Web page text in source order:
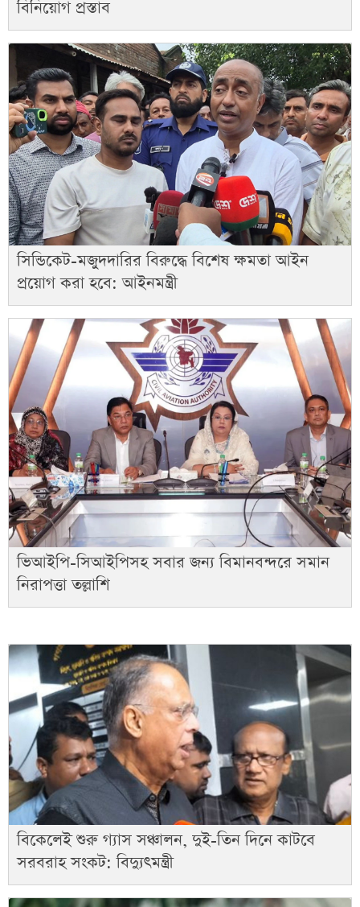
বিনিয়োগ প্রস্তাব
সিন্ডিকেট-মজুদদারির বিরুদ্ধে বিশেষ ক্ষমতা আইন
প্রয়োগ করা হবে: আইনমন্ত্রী
ভিআইপি-সিআইপিসহ সবার জন্য বিমানবন্দরে সমান
নিরাপত্তা তল্লাশি
বিকেলেই শুরু গ্যাস সঞ্চালন, দুই-তিন দিনে কাটবে
সরবরাহ সংকট: বিদ্যুৎমন্ত্রী